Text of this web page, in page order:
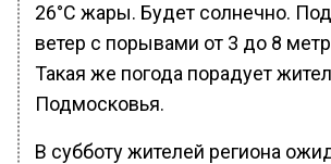
26°С жары. Будет солнечно.
ветер с порывами от 3 до 8
Такая же погода порадует
Подмосковья.
В субботу жителей региона